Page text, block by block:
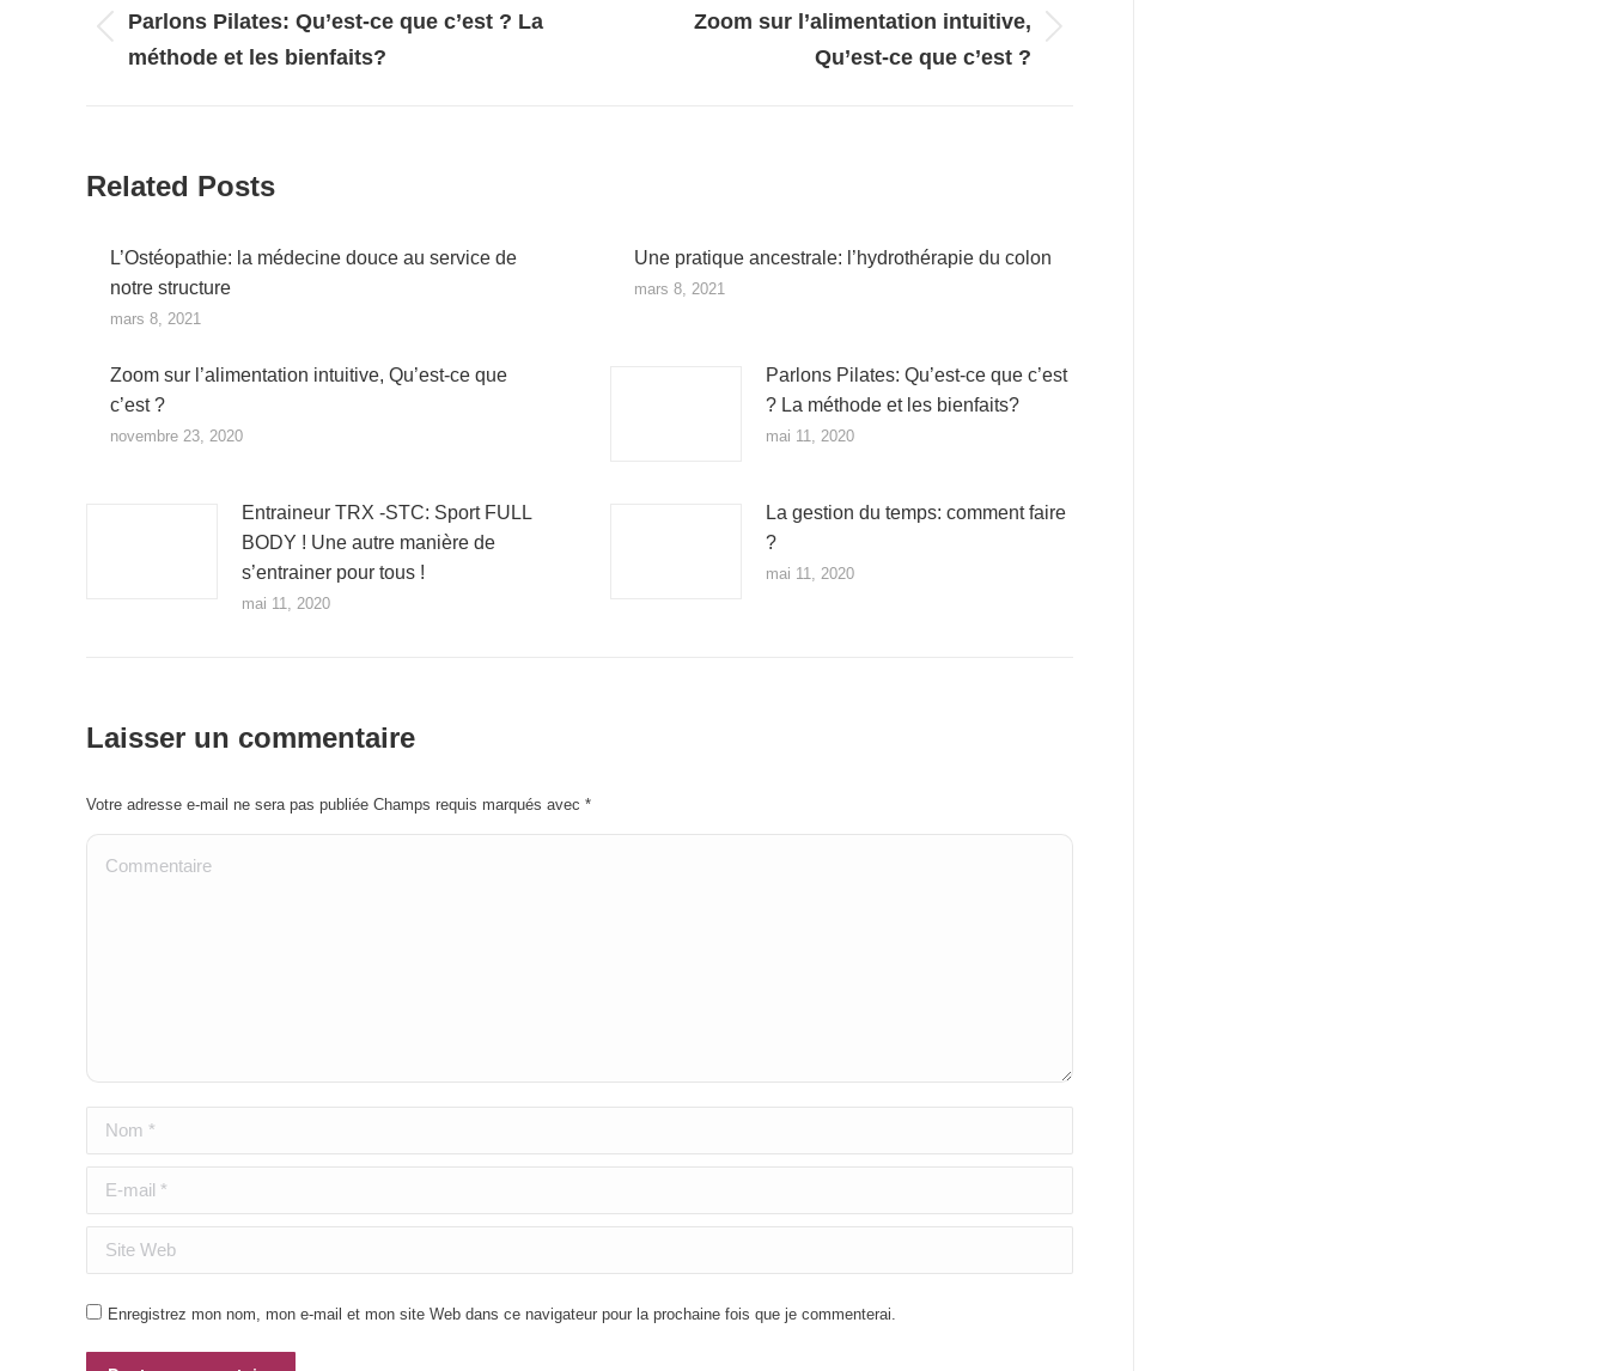
article
précédent
Parlons Pilates: Qu’est-ce que c’est ? La
méthode et les bienfaits?
Zoom sur l’alimentation intuitive,
Qu’est-ce que c’est ?
Related Posts
L’Ostéopathie: la médecine douce au service de
notre structure
mars 8, 2021
Une pratique ancestrale: l’hydrothérapie du colon
mars 8, 2021
Zoom sur l’alimentation intuitive, Qu’est-ce que
c’est ?
novembre 23, 2020
Parlons Pilates: Qu’est-ce que c’est
? La méthode et les bienfaits?
mai 11, 2020
Entraineur TRX -STC: Sport FULL
BODY ! Une autre manière de
s’entrainer pour tous !
mai 11, 2020
La gestion du temps: comment faire
?
mai 11, 2020
Laisser un commentaire
Votre adresse e-mail ne sera pas publiée Champs requis marqués avec *
Nom *
E-mail *
Site Web
Enregistrez mon nom, mon e-mail et mon site Web dans ce navigateur pour la prochaine fois que je commenterai.